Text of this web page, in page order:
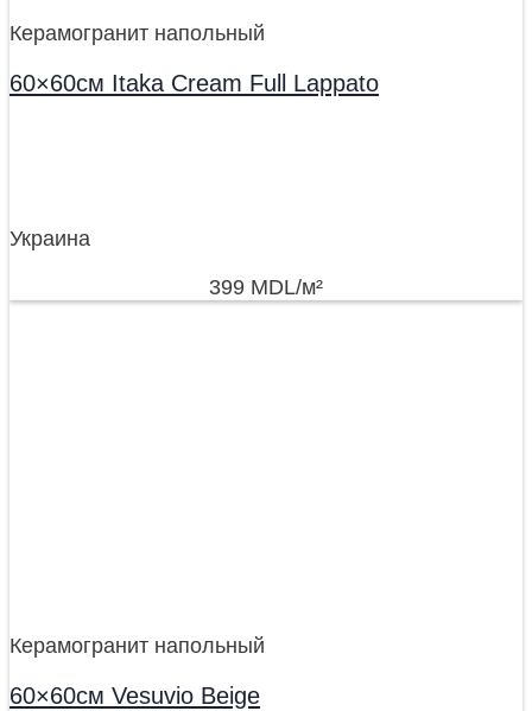
Керамогранит напольный
60×60см Itaka Cream Full Lappato
Украина
399 MDL/м²
Керамогранит напольный
60×60см Vesuvio Beige